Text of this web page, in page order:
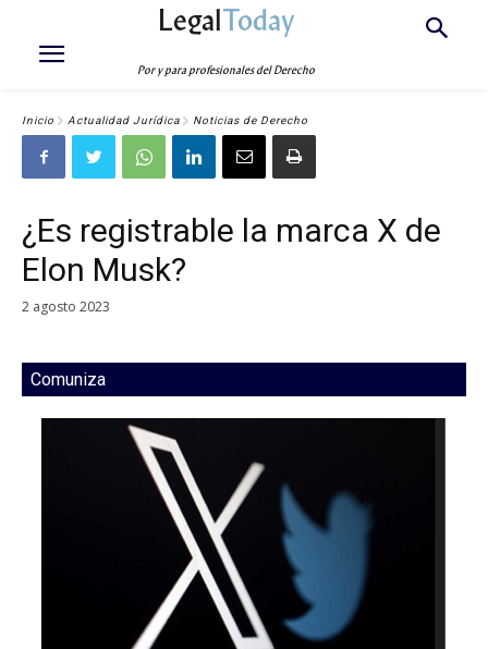
LegalToday
Por y para profesionales del Derecho
Inicio Actualidad Jurídica Noticias de Derecho
¿Es registrable la marca X de
Elon Musk?
2 agosto 2023
Comuniza